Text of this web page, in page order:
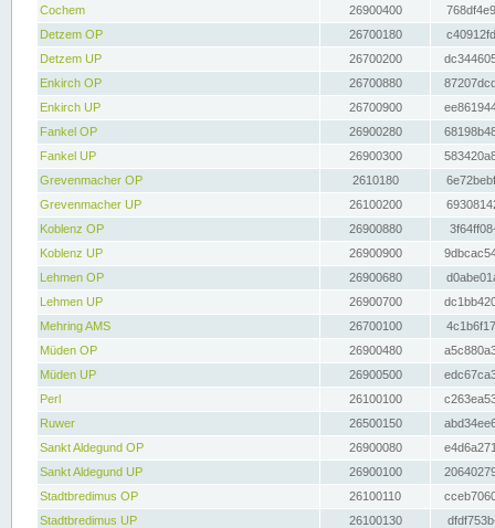
Cochem
26900400
Detzem OP
26700180
Detzem UP
26700200
Enkirch OP
26700880
Enkirch UP
26700900
Fankel OP
26900280
Fankel UP
26900300
Grevenmacher OP
2610180
Grevenmacher UP
26100200
Koblenz OP
26900880
Koblenz UP
26900900
Lehmen OP
26900680
Lehmen UP
26900700
Mehring AMS
26700100
Müden OP
26900480
Müden UP
26900500
Perl
26100100
Ruwer
26500150
Sankt Aldegund OP
26900080
Sankt Aldegund UP
26900100
Stadtbredimus OP
26100110
Stadtbredimus UP
26100130